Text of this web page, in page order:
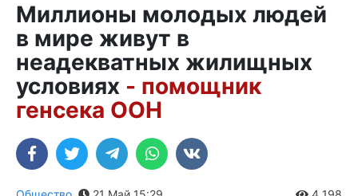
Миллионы молодых людей
в мире живут в
неадекватных жилищных
условиях - помощник
генсека ООН